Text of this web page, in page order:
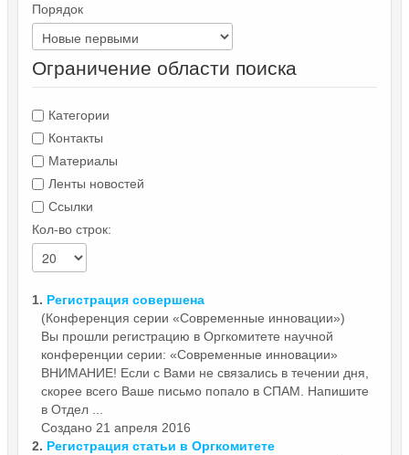
Порядок
Ограничение области поиска
Категории
Контакты
Материалы
Ленты новостей
Ссылки
Кол-во строк:
1. Регистрация совершена
(Конференция серии «Современные инновации»)
Вы прошли регистрацию в Оргкомитете научной
конференции серии: «Современные инновации»
ВНИМАНИЕ! Если с Вами не связались в течении дня,
скорее всего Ваше письмо попало в СПАМ. Напишите
в Отдел ...
Создано 21 апреля 2016
2. Регистрация статьи в Оргкомитете